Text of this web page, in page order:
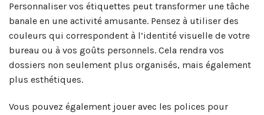
Personnaliser vos étiquettes peut transformer une tâche
banale en une activité amusante. Pensez à utiliser des
couleurs qui correspondent à l’identité visuelle de votre
bureau ou à vos goûts personnels. Cela rendra vos
dossiers non seulement plus organisés, mais également
plus esthétiques.
Vous pouvez également jouer avec les polices pour